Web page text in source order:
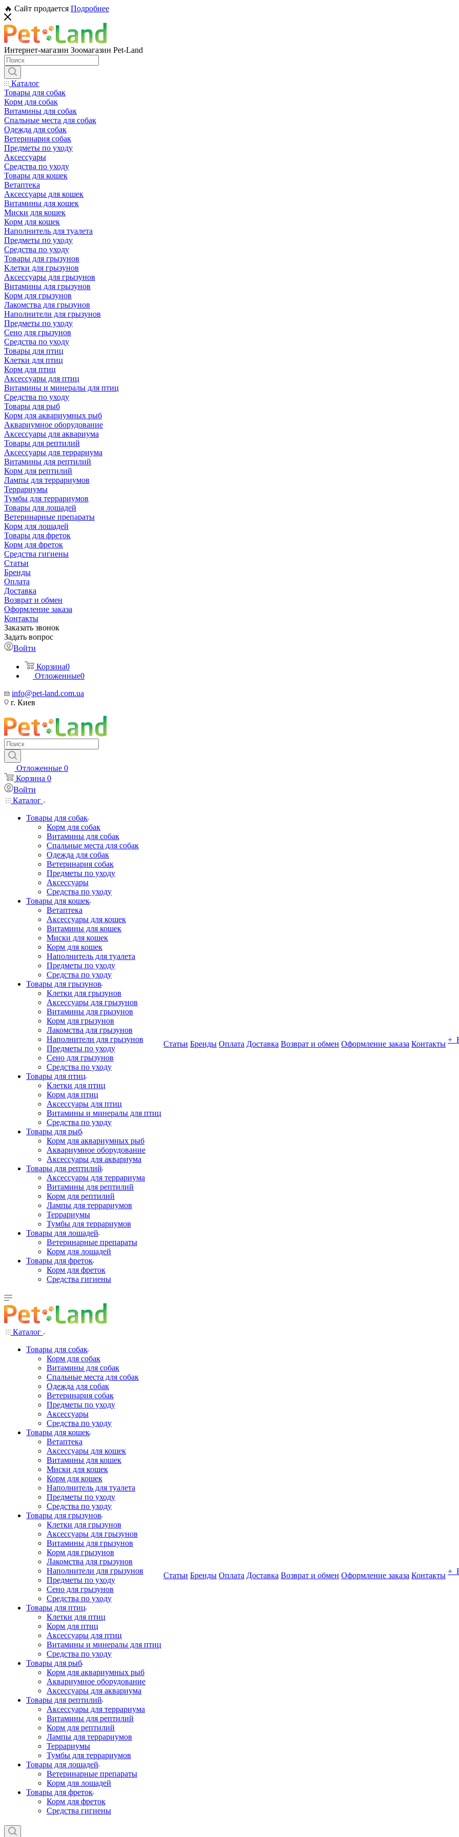
🔥 Сайт продается Подробнее
Интернет-магазин Зоомагазин Pet-Land
Каталог
Товары для собак
Корм для собак
Витамины для собак
Спальные места для собак
Одежда для собак
Ветеринария собак
Предметы по уходу
Аксессуары
Средства по уходу
Товары для кошек
Ветаптека
Аксессуары для кошек
Витамины для кошек
Миски для кошек
Корм для кошек
Наполнитель для туалета
Предметы по уходу
Средства по уходу
Товары для грызунов
Клетки для грызунов
Аксессуары для грызунов
Витамины для грызунов
Корм для грызунов
Лакомства для грызунов
Наполнители для грызунов
Предметы по уходу
Сено для грызунов
Средства по уходу
Товары для птиц
Клетки для птиц
Корм для птиц
Аксессуары для птиц
Витамины и минералы для птиц
Средства по уходу
Товары для рыб
Корм для аквариумных рыб
Аквариумное оборудование
Аксессуары для аквариума
Товары для рептилий
Аксессуары для террариума
Витамины для рептилий
Корм для рептилий
Лампы для террариумов
Террариумы
Тумбы для террариумов
Товары для лошадей
Ветеринарные препараты
Корм для лошадей
Товары для фреток
Корм для фреток
Средства гигиены
Статьи
Бренды
Оплата
Доставка
Возврат и обмен
Оформление заказа
Контакты
Заказать звонок
Задать вопрос
Войти
Корзина0
Отложенные0
info@pet-land.com.ua
г. Киев
Отложенные 0
Корзина 0
Войти
Каталог
Товары для собак
Корм для собак
Витамины для собак
Спальные места для собак
Одежда для собак
Ветеринария собак
Предметы по уходу
Аксессуары
Средства по уходу
Товары для кошек
Ветаптека
Аксессуары для кошек
Витамины для кошек
Миски для кошек
Корм для кошек
Наполнитель для туалета
Предметы по уходу
Средства по уходу
Товары для грызунов
Клетки для грызунов
Аксессуары для грызунов
Витамины для грызунов
Корм для грызунов
Лакомства для грызунов
Наполнители для грызунов
Предметы по уходу
Сено для грызунов
Средства по уходу
Товары для птиц
Клетки для птиц
Корм для птиц
Аксессуары для птиц
Витамины и минералы для птиц
Средства по уходу
Товары для рыб
Корм для аквариумных рыб
Аквариумное оборудование
Аксессуары для аквариума
Товары для рептилий
Аксессуары для террариума
Витамины для рептилий
Корм для рептилий
Лампы для террариумов
Террариумы
Тумбы для террариумов
Товары для лошадей
Ветеринарные препараты
Корм для лошадей
Товары для фреток
Корм для фреток
Средства гигиены
Статьи Бренды Оплата Доставка Возврат и обмен Оформление заказа Контакты +
Каталог
Товары для собак
Корм для собак
Витамины для собак
Спальные места для собак
Одежда для собак
Ветеринария собак
Предметы по уходу
Аксессуары
Средства по уходу
Товары для кошек
Ветаптека
Аксессуары для кошек
Витамины для кошек
Миски для кошек
Корм для кошек
Наполнитель для туалета
Предметы по уходу
Средства по уходу
Товары для грызунов
Клетки для грызунов
Аксессуары для грызунов
Витамины для грызунов
Корм для грызунов
Лакомства для грызунов
Наполнители для грызунов
Предметы по уходу
Сено для грызунов
Средства по уходу
Товары для птиц
Клетки для птиц
Корм для птиц
Аксессуары для птиц
Витамины и минералы для птиц
Средства по уходу
Товары для рыб
Корм для аквариумных рыб
Аквариумное оборудование
Аксессуары для аквариума
Товары для рептилий
Аксессуары для террариума
Витамины для рептилий
Корм для рептилий
Лампы для террариумов
Террариумы
Тумбы для террариумов
Товары для лошадей
Ветеринарные препараты
Корм для лошадей
Товары для фреток
Корм для фреток
Средства гигиены
Статьи Бренды Оплата Доставка Возврат и обмен Оформление заказа Контакты +